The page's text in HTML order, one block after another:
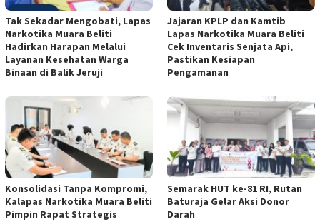
Tak Sekadar Mengobati, Lapas
Narkotika Muara Beliti
Hadirkan Harapan Melalui
Layanan Kesehatan Warga
Binaan di Balik Jeruji
Jajaran KPLP dan Kamtib
Lapas Narkotika Muara Beliti
Cek Inventaris Senjata Api,
Pastikan Kesiapan
Pengamanan
Konsolidasi Tanpa Kompromi,
Kalapas Narkotika Muara Beliti
Pimpin Rapat Strategis
Semarak HUT ke-81 RI, Rutan
Baturaja Gelar Aksi Donor
Darah